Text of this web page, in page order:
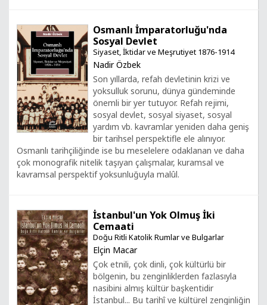
Osmanlı İmparatorluğu'nda
Sosyal Devlet
Siyaset, İktidar ve Meşrutiyet 1876-1914
Nadir Özbek
Son yıllarda, refah devletinin krizi ve
yoksulluk sorunu, dünya gündeminde
önemli bir yer tutuyor. Refah rejimi,
sosyal devlet, sosyal siyaset, sosyal
yardım vb. kavramlar yeniden daha geniş
bir tarihsel perspektifle ele alınıyor.
Osmanlı tarihçiliğinde ise bu meselelere odaklanan ve daha
çok monografik nitelik taşıyan çalışmalar, kuramsal ve
kavramsal perspektif yoksunluğuyla malûl.
İstanbul'un Yok Olmuş İki
Cemaati
Doğu Ritli Katolik Rumlar ve Bulgarlar
Elçin Macar
Çok etnili, çok dinli, çok kültürlü bir
bölgenin, bu zenginliklerden fazlasıyla
nasibini almış kültür başkentidir
İstanbul... Bu tarihî ve kültürel zenginliğin